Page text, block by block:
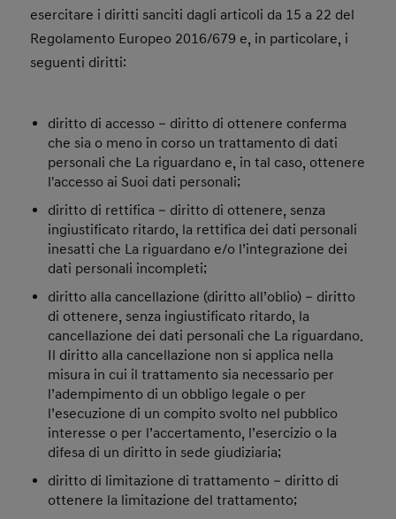
esercitare i diritti sanciti dagli articoli da 15 a 22 del
Regolamento Europeo 2016/679 e, in particolare, i
seguenti diritti:
diritto di accesso – diritto di ottenere conferma
che sia o meno in corso un trattamento di dati
personali che La riguardano e, in tal caso, ottenere
l'accesso ai Suoi dati personali;
diritto di rettifica – diritto di ottenere, senza
ingiustificato ritardo, la rettifica dei dati personali
inesatti che La riguardano e/o l’integrazione dei
dati personali incompleti;
diritto alla cancellazione (diritto all’oblio) – diritto
di ottenere, senza ingiustificato ritardo, la
cancellazione dei dati personali che La riguardano.
Il diritto alla cancellazione non si applica nella
misura in cui il trattamento sia necessario per
l’adempimento di un obbligo legale o per
l’esecuzione di un compito svolto nel pubblico
interesse o per l’accertamento, l’esercizio o la
difesa di un diritto in sede giudiziaria;
diritto di limitazione di trattamento – diritto di
ottenere la limitazione del trattamento;